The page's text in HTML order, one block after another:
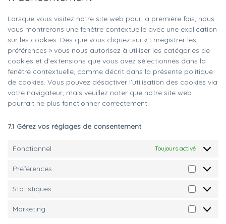
Lorsque vous visitez notre site web pour la première fois, nous
vous montrerons une fenêtre contextuelle avec une explication
sur les cookies. Dès que vous cliquez sur « Enregistrer les
préférences » vous nous autorisez à utiliser les catégories de
cookies et d’extensions que vous avez sélectionnés dans la
fenêtre contextuelle, comme décrit dans la présente politique
de cookies. Vous pouvez désactiver l’utilisation des cookies via
votre navigateur, mais veuillez noter que notre site web
pourrait ne plus fonctionner correctement.
7.1 Gérez vos réglages de consentement
Fonctionnel Toujours activé
Préférences
Statistiques
Marketing